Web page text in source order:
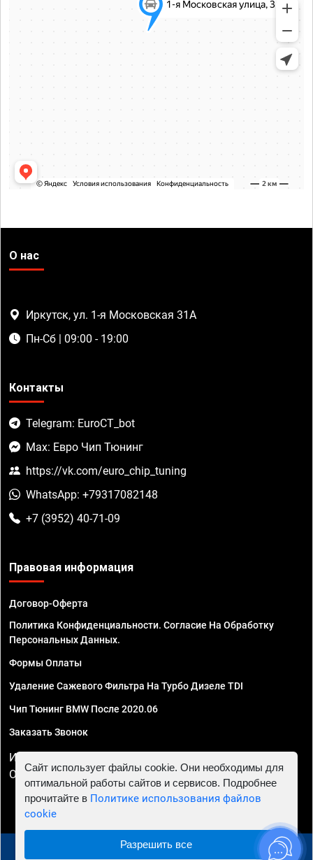
О нас
Иркутск, ул. 1-я Московская 31А
Пн-Сб | 09:00 - 19:00
Контакты
Telegram: EuroCT_bot
Max: Евро Чип Тюнинг
https://vk.com/euro_chip_tuning
WhatsApp: +79317082148
+7 (3952) 40-71-09
Правовая информация
Договор-Оферта
Политика Конфиденциальности. Согласие На Обработку
Персональных Данных.
Формы Оплаты
Удаление Сажевого Фильтра На Турбо Дизеле TDI
Чип Тюнинг BMW После 2020.06
Заказать Звонок
ИП Смирнов Георгий Павлович. ИНН 781302555843,
ОГРНИП 324470400032610
© 2010 - 2026 Чип тюнинг в Иркутске - Автосервис
Сайт использует файлы cookie. Они необходимы для
оптимальной работы сайтов и сервисов. Подробнее
прочитайте в Политике использования файлов
cookie
Разрешить все